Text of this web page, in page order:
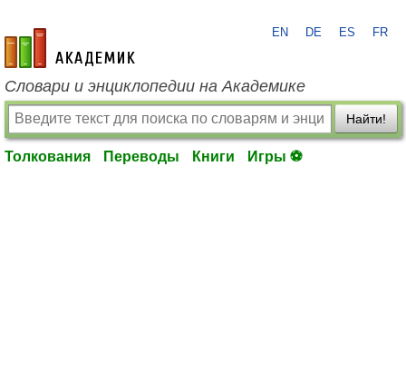
academic.ru
EN DE ES FR
Словари и энциклопедии на Академике
Найти!
Толкования Переводы Книги Игры ⚽